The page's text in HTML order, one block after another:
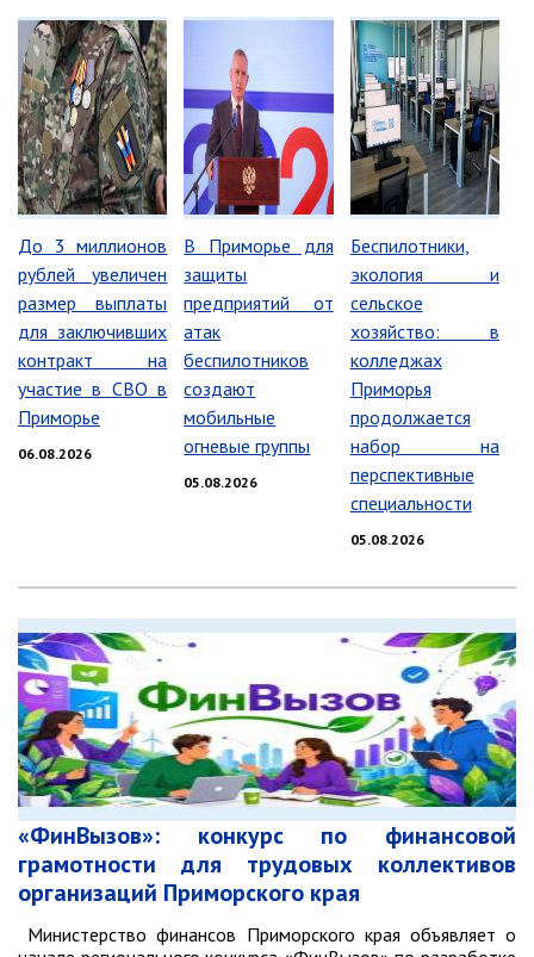
Информация о ходе выполнения
перспективного плана работы на 2024
год
Информация о ходе выполнения
перспективного плана работы на 2023
год
Информация о ходе выполнения
перспективного плана работы на 2022
год
Информация о ходе выполнения
перспективного плана работы на 2021
год
Информация о ходе выполнения
перспективного плана работы на 2020
год
МУНИЦИПАЛЬНАЯ СЛУЖБА
Сведения о доходах
Вакансии
Нормативные акты
Персональные данные
Противодействие коррупции
Охрана труда
Ведомственный контроль
Административная комиссия
Комиссия по делам несовершеннолетних
Планы проверок
До 3 миллионов
рублей увеличен
размер выплаты
для заключивших
контракт на
участие в СВО в
Приморье
06.08.2026
В Приморье для
защиты
предприятий от
атак
беспилотников
создают
мобильные
огневые группы
05.08.2026
Беспилотники,
экология и
сельское
хозяйство: в
колледжах
Приморья
продолжается
набор на
перспективные
специальности
05.08.2026
«ФинВызов»: конкурс по финансовой
грамотности для трудовых коллективов
организаций Приморского края
Министерство финансов Приморского края объявляет о